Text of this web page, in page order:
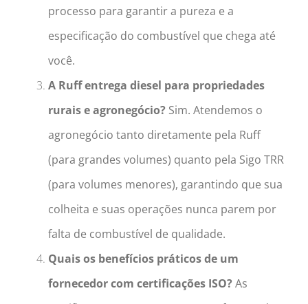
processo para garantir a pureza e a
especificação do combustível que chega até
você.
A Ruff entrega diesel para propriedades
rurais e agronegócio? Sim. Atendemos o
agronegócio tanto diretamente pela Ruff
(para grandes volumes) quanto pela Sigo TRR
(para volumes menores), garantindo que sua
colheita e suas operações nunca parem por
falta de combustível de qualidade.
Quais os benefícios práticos de um
fornecedor com certificações ISO? As